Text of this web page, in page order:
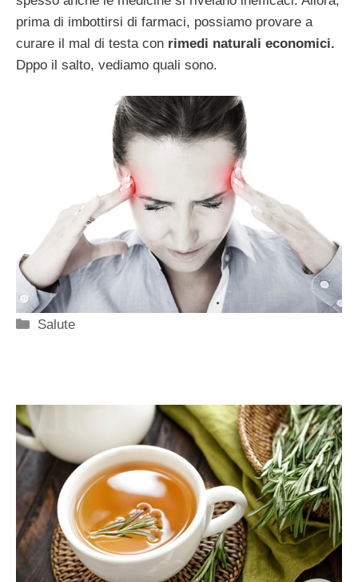
prima di imbottirsi di farmaci, possiamo provare a
curare il mal di testa con rimedi naturali economici.
Dppo il salto, vediamo quali sono.
Categorie
Salute